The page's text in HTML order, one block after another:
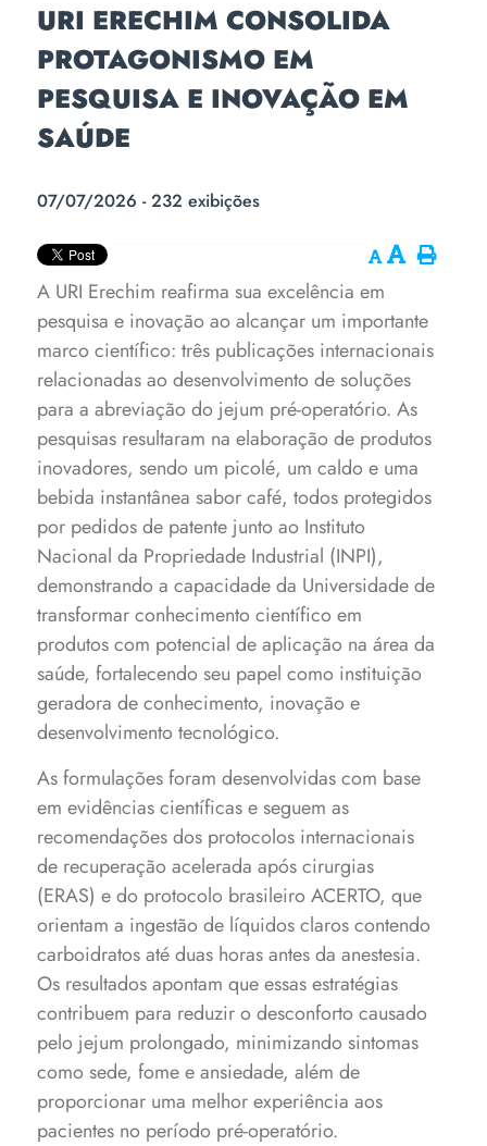
URI ERECHIM CONSOLIDA
PROTAGONISMO EM
PESQUISA E INOVAÇÃO EM
SAÚDE
07/07/2026 - 232 exibições
A URI Erechim reafirma sua excelência em
pesquisa e inovação ao alcançar um importante
marco científico: três publicações internacionais
relacionadas ao desenvolvimento de soluções
para a abreviação do jejum pré-operatório. As
pesquisas resultaram na elaboração de produtos
inovadores, sendo um picolé, um caldo e uma
bebida instantânea sabor café, todos protegidos
por pedidos de patente junto ao Instituto
Nacional da Propriedade Industrial (INPI),
demonstrando a capacidade da Universidade de
transformar conhecimento científico em
produtos com potencial de aplicação na área da
saúde, fortalecendo seu papel como instituição
geradora de conhecimento, inovação e
desenvolvimento tecnológico.
As formulações foram desenvolvidas com base
em evidências científicas e seguem as
recomendações dos protocolos internacionais
de recuperação acelerada após cirurgias
(ERAS) e do protocolo brasileiro ACERTO, que
orientam a ingestão de líquidos claros contendo
carboidratos até duas horas antes da anestesia.
Os resultados apontam que essas estratégias
contribuem para reduzir o desconforto causado
pelo jejum prolongado, minimizando sintomas
como sede, fome e ansiedade, além de
proporcionar uma melhor experiência aos
pacientes no período pré-operatório.